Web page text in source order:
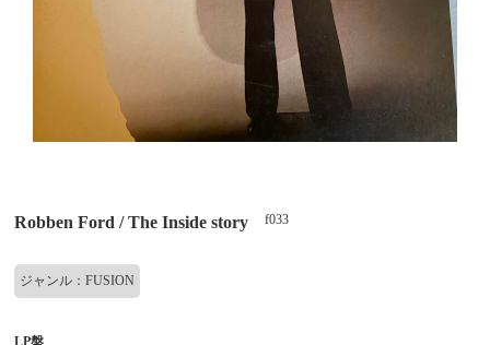
Robben Ford / The Inside story f033
ジャンル：FUSION
LP盤